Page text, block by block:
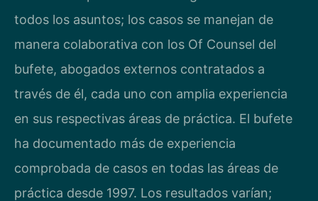
todos los asuntos; los casos se manejan de
manera colaborativa con los Of Counsel del
bufete, abogados externos contratados a
través de él, cada uno con amplia experiencia
en sus respectivas áreas de práctica. El bufete
ha documentado más de experiencia
comprobada de casos en todas las áreas de
práctica desde 1997. Los resultados varían;